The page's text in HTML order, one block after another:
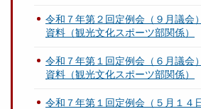
令和７年第２回定例会（９月議会
資料（観光文化スポーツ部関係）
令和７年第１回定例会（６月議会
資料（観光文化スポーツ部関係）
令和７年第１回定例会（５月１４